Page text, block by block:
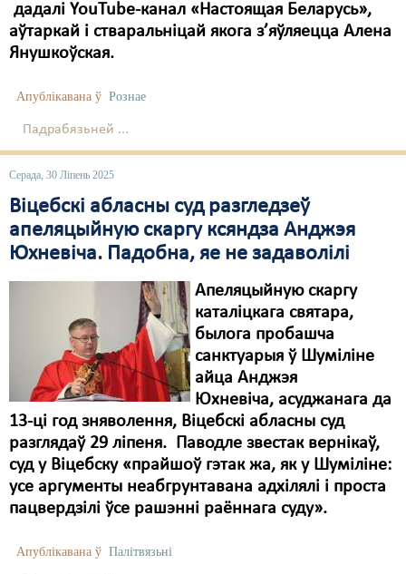
дадалі YouTube-канал «Настоящая Беларусь»,
аўтаркай і стваральніцай якога з’яўляецца Алена
Янушкоўская.
Апублікавана ў Рознае
Падрабязьней ...
Серада, 30 Ліпень 2025
Віцебскі абласны суд разгледзеў
апеляцыйную скаргу ксяндза Анджэя
Юхневіча. Падобна, яе не задаволілі
Апеляцыйную скаргу
каталіцкага святара,
былога пробашча
санктуарыя ў Шуміліне
айца Анджэя
Юхневіча, асуджанага да
13-ці год зняволення, Віцебскі абласны суд
разглядаў 29 ліпеня. Паводле звестак вернікаў,
суд у Віцебску «прайшоў гэтак жа, як у Шуміліне:
усе аргументы неабгрунтавана адхілялі і проста
пацвердзілі ўсе рашэнні раённага суду».
Апублікавана ў Палітвязьні